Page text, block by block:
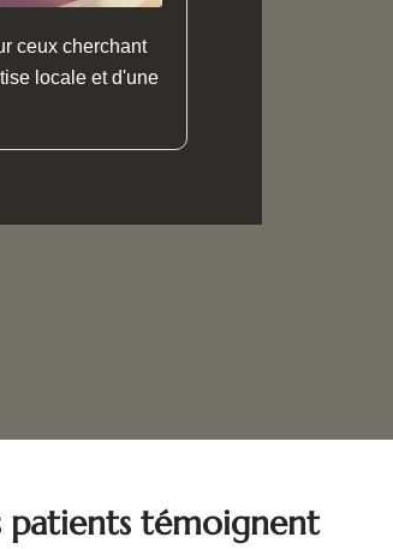
ceux cherchant
locale et d'une
patients témoignent